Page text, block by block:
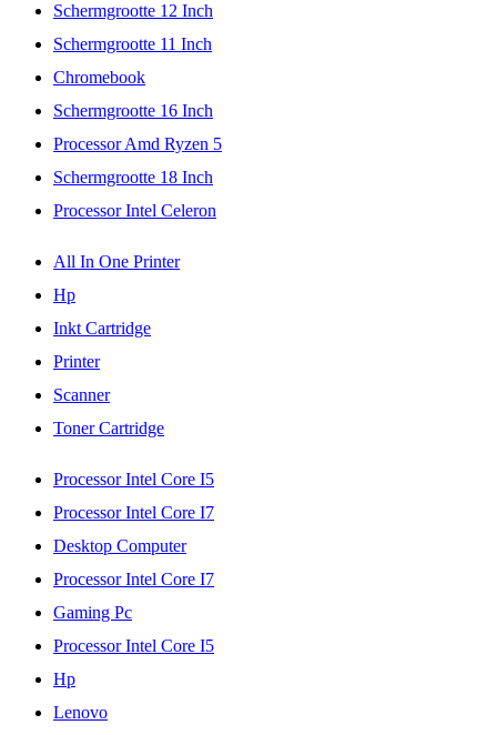
Schermgrootte 12 Inch
Schermgrootte 11 Inch
Chromebook
Schermgrootte 16 Inch
Processor Amd Ryzen 5
Schermgrootte 18 Inch
Processor Intel Celeron
All In One Printer
Hp
Inkt Cartridge
Printer
Scanner
Toner Cartridge
Processor Intel Core I5
Processor Intel Core I7
Desktop Computer
Processor Intel Core I7
Gaming Pc
Processor Intel Core I5
Hp
Lenovo